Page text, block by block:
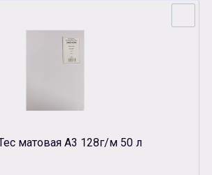
матовая А3 128г/м 50 л